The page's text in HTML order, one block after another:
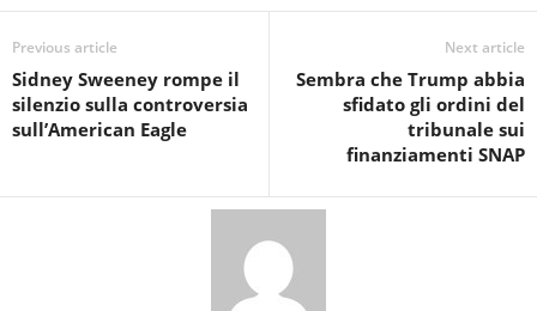
Previous article
Sidney Sweeney rompe il
silenzio sulla controversia
sull’American Eagle
Next article
Sembra che Trump abbia
sfidato gli ordini del
tribunale sui
finanziamenti SNAP